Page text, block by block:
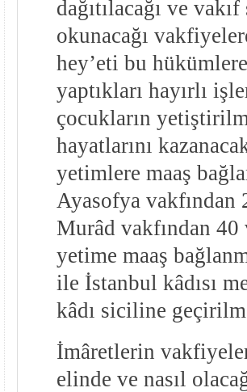
dağıtılacağı ve
okunacağı
hey’eti bu
yaptıkları hayırlı
çocukların
hayatlarını
yetimlere maaş
Ayasofya
Murâd vakfından
yetime maaş
ile İstanbul kâdısı
kâdı siciline
İmâretlerin
elinde ve nasıl